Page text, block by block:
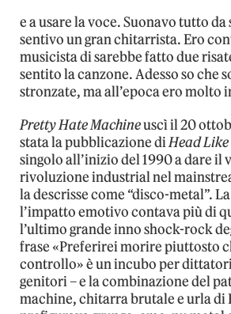
e a usare la voce. Suonavo tutto
sentivo un gran chitarrista. Ero
musicista di sarebbe fatto due
sentito la canzone. Adesso so che
stronzate, ma all’epoca ero molto
Pretty Hate Machineuscì il 20
stata la pubblicazione diHead
singolo all’inizio del 1990 a dare il
rivoluzione industrial nel
la descrisse come “disco-metal”.
l’impatto emotivo contava più di
l’ultimo grande inno shock-rock
frase «Preferirei morire piuttosto
controllo» è un incubo per
genitori – e la combinazione del
machine, chitarra brutale e urla di